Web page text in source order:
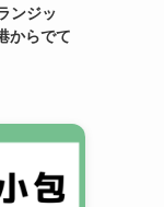
ンジッ
からでて